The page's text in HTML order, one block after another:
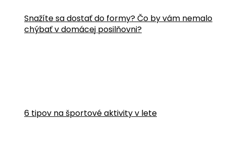
Snažíte sa dostať do formy? Čo by vám nemalo
chýbať v domácej posilňovni?
6 tipov na športové aktivity v lete